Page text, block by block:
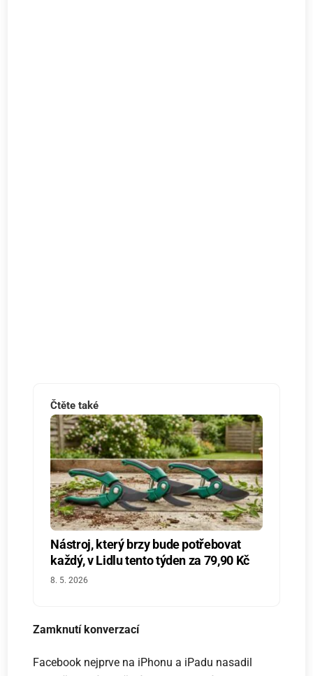
Čtěte také
Nástroj, který brzy bude potřebovat
každý, v Lidlu tento týden za 79,90 Kč
8. 5. 2026
Zamknutí konverzací
Facebook nejprve na iPhonu a iPadu nasadil